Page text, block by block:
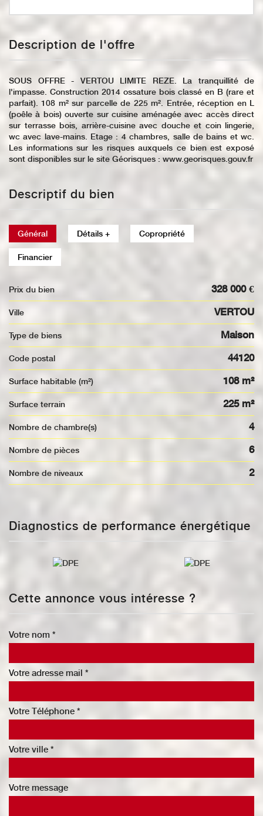
Description de l'offre
SOUS OFFRE - VERTOU LIMITE REZE. La tranquillité de
l'impasse. Construction 2014 ossature bois classé en B (rare et
parfait). 108 m² sur parcelle de 225 m². Entrée, réception en L
(poêle à bois) ouverte sur cuisine aménagée avec accès direct
sur terrasse bois, arrière-cuisine avec douche et coin lingerie,
wc avec lave-mains. Etage : 4 chambres, salle de bains et wc.
Les informations sur les risques auxquels ce bien est exposé
sont disponibles sur le site Géorisques : www.georisques.gouv.fr
Descriptif du bien
Général Détails + Copropriété
Financier
Prix du bien 328 000 €
Ville VERTOU
Type de biens Maison
Code postal 44120
Surface habitable (m²) 108 m²
surface terrain 225 m²
Nombre de chambre(s) 4
Nombre de pièces 6
Nombre de niveaux 2
Diagnostics de performance énergétique
Cette annonce vous intéresse ?
Votre nom *
Votre adresse mail *
Votre Téléphone *
Votre ville *
Votre message